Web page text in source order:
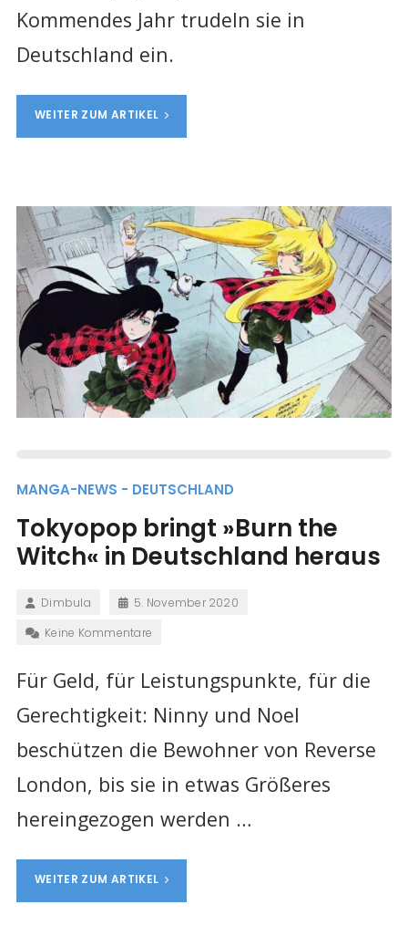
Kommendes Jahr trudeln sie in
Deutschland ein.
WEITER ZUM ARTIKEL
MANGA-NEWS - DEUTSCHLAND
Tokyopop bringt »Burn the
Witch« in Deutschland heraus
Dimbula
5. November 2020
Keine Kommentare
Für Geld, für Leistungspunkte, für die
Gerechtigkeit: Ninny und Noel
beschützen die Bewohner von Reverse
London, bis sie in etwas Größeres
hereingezogen werden …
WEITER ZUM ARTIKEL